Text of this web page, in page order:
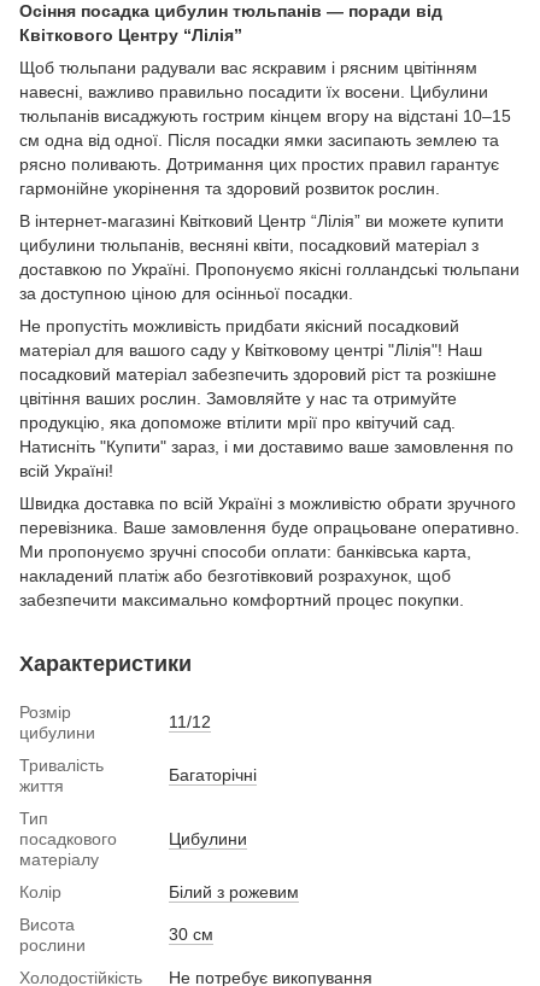
Осіння посадка цибулин тюльпанів — поради від
Квіткового Центру “Лілія”
Щоб тюльпани радували вас яскравим і рясним цвітінням
навесні, важливо правильно посадити їх восени. Цибулини
тюльпанів висаджують гострим кінцем вгору на відстані 10–15
см одна від одної. Після посадки ямки засипають землею та
рясно поливають. Дотримання цих простих правил гарантує
гармонійне укорінення та здоровий розвиток рослин.
В інтернет-магазині Квітковий Центр “Лілія” ви можете купити
цибулини тюльпанів, весняні квіти, посадковий матеріал з
доставкою по Україні. Пропонуємо якісні голландські тюльпани
за доступною ціною для осінньої посадки.
Не пропустіть можливість придбати якісний посадковий
матеріал для вашого саду у Квітковому центрі "Лілія"! Наш
посадковий матеріал забезпечить здоровий ріст та розкішне
цвітіння ваших рослин. Замовляйте у нас та отримуйте
продукцію, яка допоможе втілити мрії про квітучий сад.
Натисніть "Купити" зараз, і ми доставимо ваше замовлення по
всій Україні!
Швидка доставка по всій Україні з можливістю обрати зручного
перевізника. Ваше замовлення буде опрацьоване оперативно.
Ми пропонуємо зручні способи оплати: банківська карта,
накладений платіж або безготівковий розрахунок, щоб
забезпечити максимально комфортний процес покупки.
Характеристики
Розмір
цибулини
11/12
Тривалість
життя
Багаторічні
Тип
посадкового
матеріалу
Цибулини
Колір
Білий з рожевим
Висота
рослини
30 см
Холодостійкість Не потребує викопування